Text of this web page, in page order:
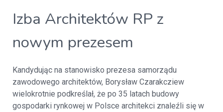
Izba Architektów RP z
nowym prezesem
Kandydując na stanowisko prezesa samorządu
zawodowego architektów, Borysław Czarakcziew
wielokrotnie podkreślał, że po 35 latach budowy
gospodarki rynkowej w Polsce architekci znaleźli się w